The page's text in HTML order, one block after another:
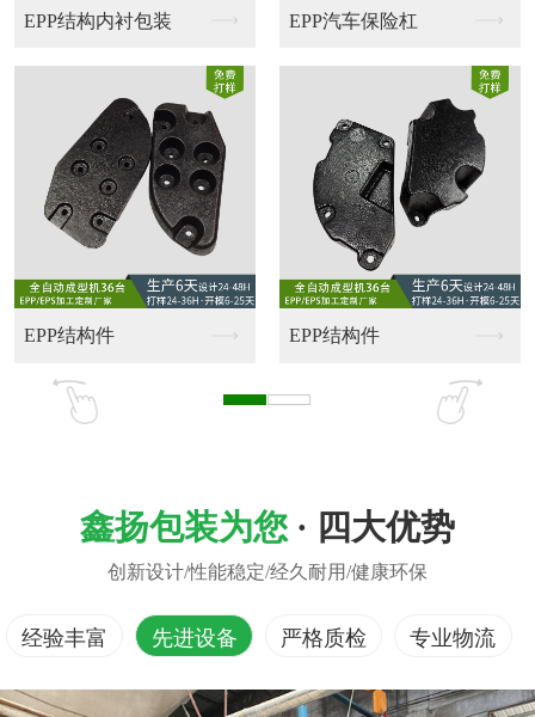
家电发泡包装 家电护角结构件
家具护边 EPS钢化膜分隔减震...
鑫扬包装为您 · 四大优势
创新设计/性能稳定/经久耐用/健康环保
经验丰富 先进设备 严格质检 专业物流